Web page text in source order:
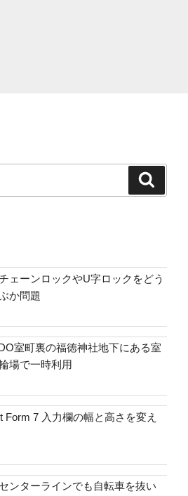
ェーンロックやU字ロックをどう
か問題
室町裏の福徳神社地下にある室
場で一時利用
Form 7 入力欄の幅と高さを変え
ンターラインでも自転車を抜い